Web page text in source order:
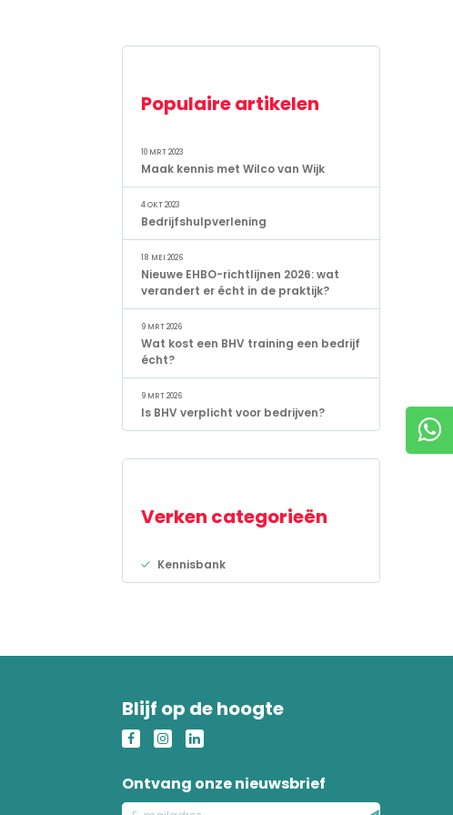
Populaire artikelen
Maak kennis met Wilco van Wijk
10 MRT 2023
Bedrijfshulpverlening
4 OKT 2023
Nieuwe EHBO-richtlijnen 2026: wat
verandert er écht in de praktijk?
18 MEI 2026
Wat kost een BHV training een bedrijf
écht?
9 MRT 2026
Is BHV verplicht voor bedrijven?
9 MRT 2026
Verken categorieën
Kennisbank
Blijf op de hoogte
Ontvang onze nieuwsbrief